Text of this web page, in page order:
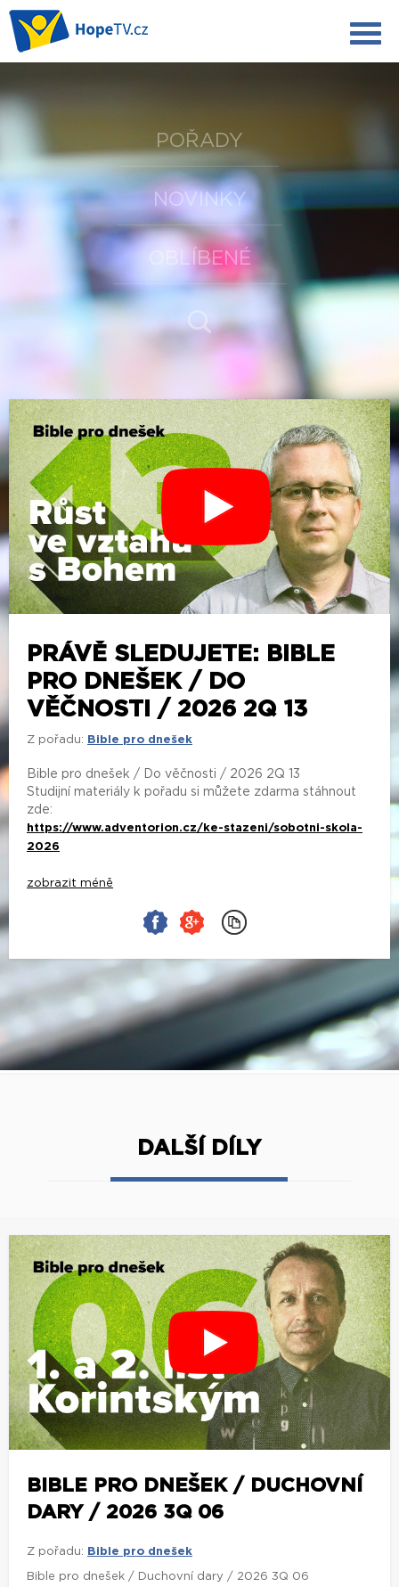
POŘADY
NOVINKY
OBLÍBENÉ
PRÁVĚ SLEDUJETE: BIBLE
PRO DNEŠEK / DO
VĚČNOSTI / 2026 2Q 13
Z pořadu: Bible pro dnešek
Bible pro dnešek / Do věčnosti / 2026 2Q 13
Studijní materiály k pořadu si můžete zdarma stáhnout
zde:
https://www.adventorion.cz/ke-stazeni/sobotni-skola-
2026
zobrazit méně
DALŠÍ DÍLY
BIBLE PRO DNEŠEK / DUCHOVNÍ
DARY / 2026 3Q 06
Z pořadu: Bible pro dnešek
Bible pro dnešek / Duchovní dary / 2026 3Q 06